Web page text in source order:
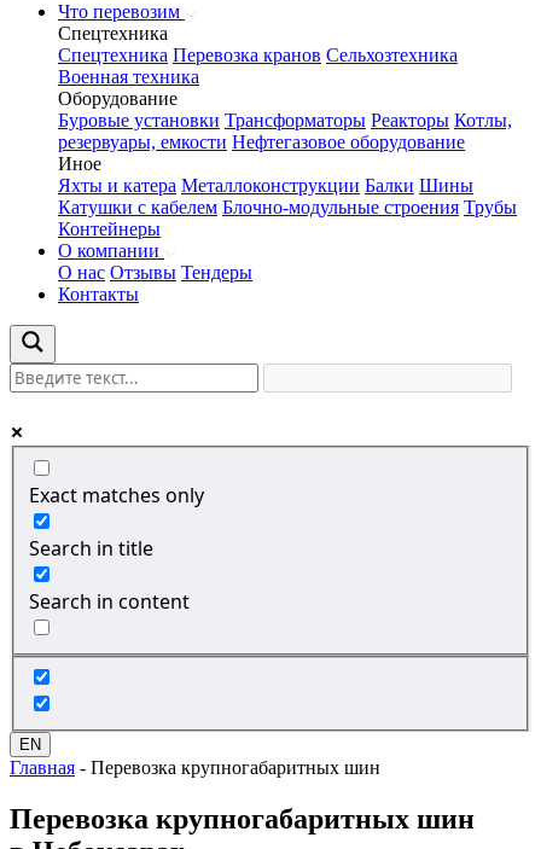
Что перевозим
Спецтехника
Спецтехника Перевозка кранов Сельхозтехника
Военная техника
Оборудование
Буровые установки Трансформаторы Реакторы Котлы,
резервуары, емкости Нефтегазовое оборудование
Иное
Яхты и катера Металлоконструкции Балки Шины
Катушки с кабелем Блочно-модульные строения Трубы
Контейнеры
О компании
О нас Отзывы Тендеры
Контакты
Exact matches only
Search in title
Search in content
EN
Главная - Перевозка крупногабаритных шин
Перевозка крупногабаритных шин